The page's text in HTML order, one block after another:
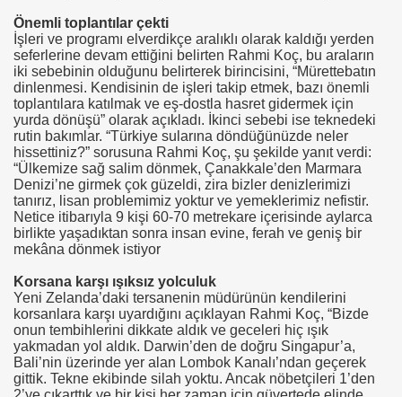
Önemli toplantılar çekti
İşleri ve programı elverdikçe aralıklı olarak kaldığı yerden
seferlerine devam ettiğini belirten Rahmi Koç, bu araların
iki sebebinin olduğunu belirterek birincisini, “Mürettebatın
dinlenmesi. Kendisinin de işleri takip etmek, bazı önemli
toplantılara katılmak ve eş-dostla hasret gidermek için
yurda dönüşü” olarak açıkladı. İkinci sebebi ise teknedeki
rutin bakımlar. “Türkiye sularına döndüğünüzde neler
hissettiniz?” sorusuna Rahmi Koç, şu şekilde yanıt verdi:
“Ülkemize sağ salim dönmek, Çanakkale’den Marmara
Denizi’ne girmek çok güzeldi, zira bizler denizlerimizi
tanırız, lisan problemimiz yoktur ve yemeklerimiz nefistir.
Netice itibarıyla 9 kişi 60-70 metrekare içerisinde aylarca
birlikte yaşadıktan sonra insan evine, ferah ve geniş bir
mekâna dönmek istiyor
Korsana karşı ışıksız yolculuk
Yeni Zelanda’daki tersanenin müdürünün kendilerini
korsanlara karşı uyardığını açıklayan Rahmi Koç, “Bizde
onun tembihlerini dikkate aldık ve geceleri hiç ışık
yakmadan yol aldık. Darwin’den de doğru Singapur’a,
Bali’nin üzerinde yer alan Lombok Kanalı’ndan geçerek
gittik. Tekne ekibinde silah yoktu. Ancak nöbetçileri 1’den
Ordumuz